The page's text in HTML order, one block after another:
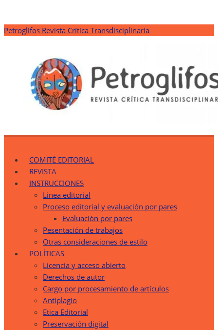
Saltar
Petroglifos Revista Crítica Transdisciplinaria
Petroglifos Revista Crítica Transdisciplinaria
Una Ventana Crítica desde la Transdisciplinariedad
COMITÉ EDITORIAL
REVISTA
INSTRUCCIONES
Linea editorial
Proceso editorial y evaluación por pares
Evaluación por pares
Pesentación de trabajos
Otras consideraciones de estilo
POLÍTICAS
Licencia y acceso abierto
Derechos de autor
Cargo por procesamiento de artículos
Antiplagio
Etica Editorial
Preservación digital